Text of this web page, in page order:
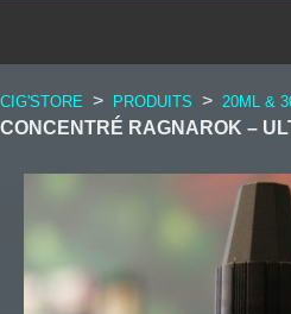
CIG'STORE > PRODUITS > 20ML &
CONCENTRÉ RAGNAROK –